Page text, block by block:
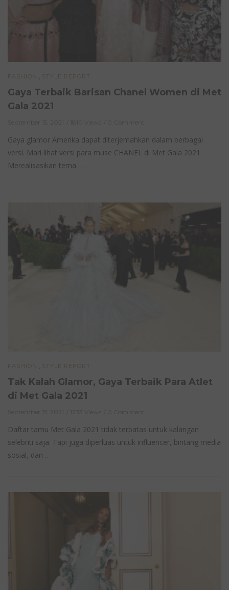
FASHION STYLE REPORT
Gaya Terbaik Barisan Chanel Women di Met
Gala 2021
Gaya glamor Amerika dapat diterjemahkan dalam berbagai
versi. Mari lihat versi para muse CHANEL di Met Gala 2021.
Merealisasikan tema …
FASHION STYLE REPORT
Tak Kalah Glamor, Gaya Terbaik Para Atlet
di Met Gala 2021
Daftar tamu Met Gala 2021 tidak terbatas untuk kalangan
selebriti saja. Tapi juga diperluas untuk influencer, bintang media
sosial, dan …